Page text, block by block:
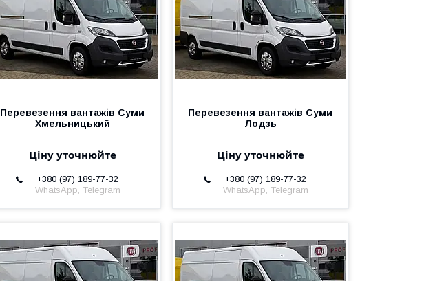
Перевезення вантажів Суми
Хмельницький
Ціну уточнюйте
+380 (97) 189-77-32
WhatsApp, Telegram
Перевезення вантажів Суми
Лодзь
Ціну уточнюйте
+380 (97) 189-77-32
WhatsApp, Telegram